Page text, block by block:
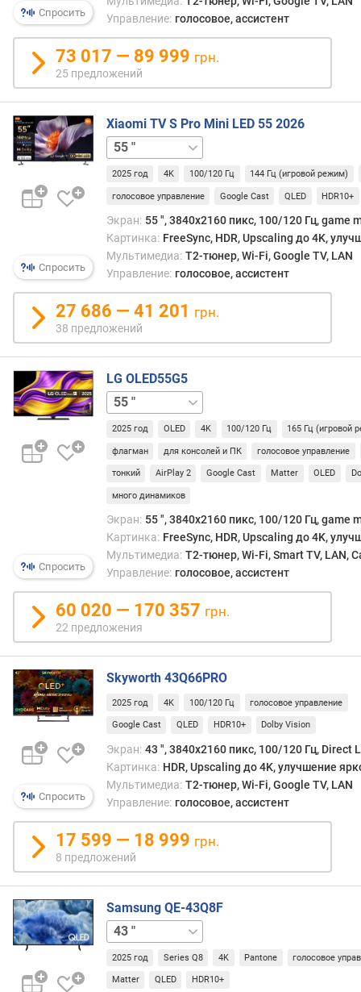
а
с
м
е
н
ы
к
а
д
о
в
р
о
в
о
й
р
е
ж
и
)
(
в
е
т
о
в
о
о
х
в
т
D
I
3
%
)
м
о
щ
н
Спросить
Управление: голосовое, ассистент
73 017 — 89 999 грн.
25 предложений
Спросить
Xiaomi TV S Pro Mini LED 55 2026
65 "75 "
2025 год 4K 100/120 Гц 144 Гц (игровой режим)
голосовое управление Google Cast QLED HDR10+
Экран: 55 ", 3840x2160 пикс, 100/120 Гц, game
Картинка: FreeSync, HDR, Upscaling до 4K,
Мультимедиа: T2-тюнер, Wi-Fi, Google TV, LAN
Управление: голосовое, ассистент
27 686 — 41 201 грн.
38 предложений
Спросить
LG OLED55G5
48 "65 " 97 "
2025 год OLED 4K 100/120 Гц 165 Гц (игровой
флагман для консолей и ПК голосовое управление
тонкий AirPlay 2 Google Cast Matter OLED
много динамиков
Экран: 55 ", 3840x2160 пикс, 100/120 Гц, game
Картинка: FreeSync, HDR, Upscaling до 4K,
Мультимедиа: T2-тюнер, Wi-Fi, Smart TV, LAN,
Управление: голосовое, ассистент
60 020 — 170 357 грн.
22 предложения
Спросить
Skyworth 43Q66PRO
2025 год 4K 100/120 Гц голосовое управление
Google Cast QLED HDR10+ Dolby Vision
Экран: 43 ", 3840x2160 пикс, 100/120 Гц, Direct
Картинка: HDR, Upscaling до 4K, улучшение
Мультимедиа: T2-тюнер, Wi-Fi, Google TV, LAN
Управление: голосовое, ассистент
17 599 — 18 999 грн.
8 предложений
Samsung QE-43Q8F
50 "55 " 85 "
2025 год Series Q8 4K Pantone голосовое
Matter QLED HDR10+